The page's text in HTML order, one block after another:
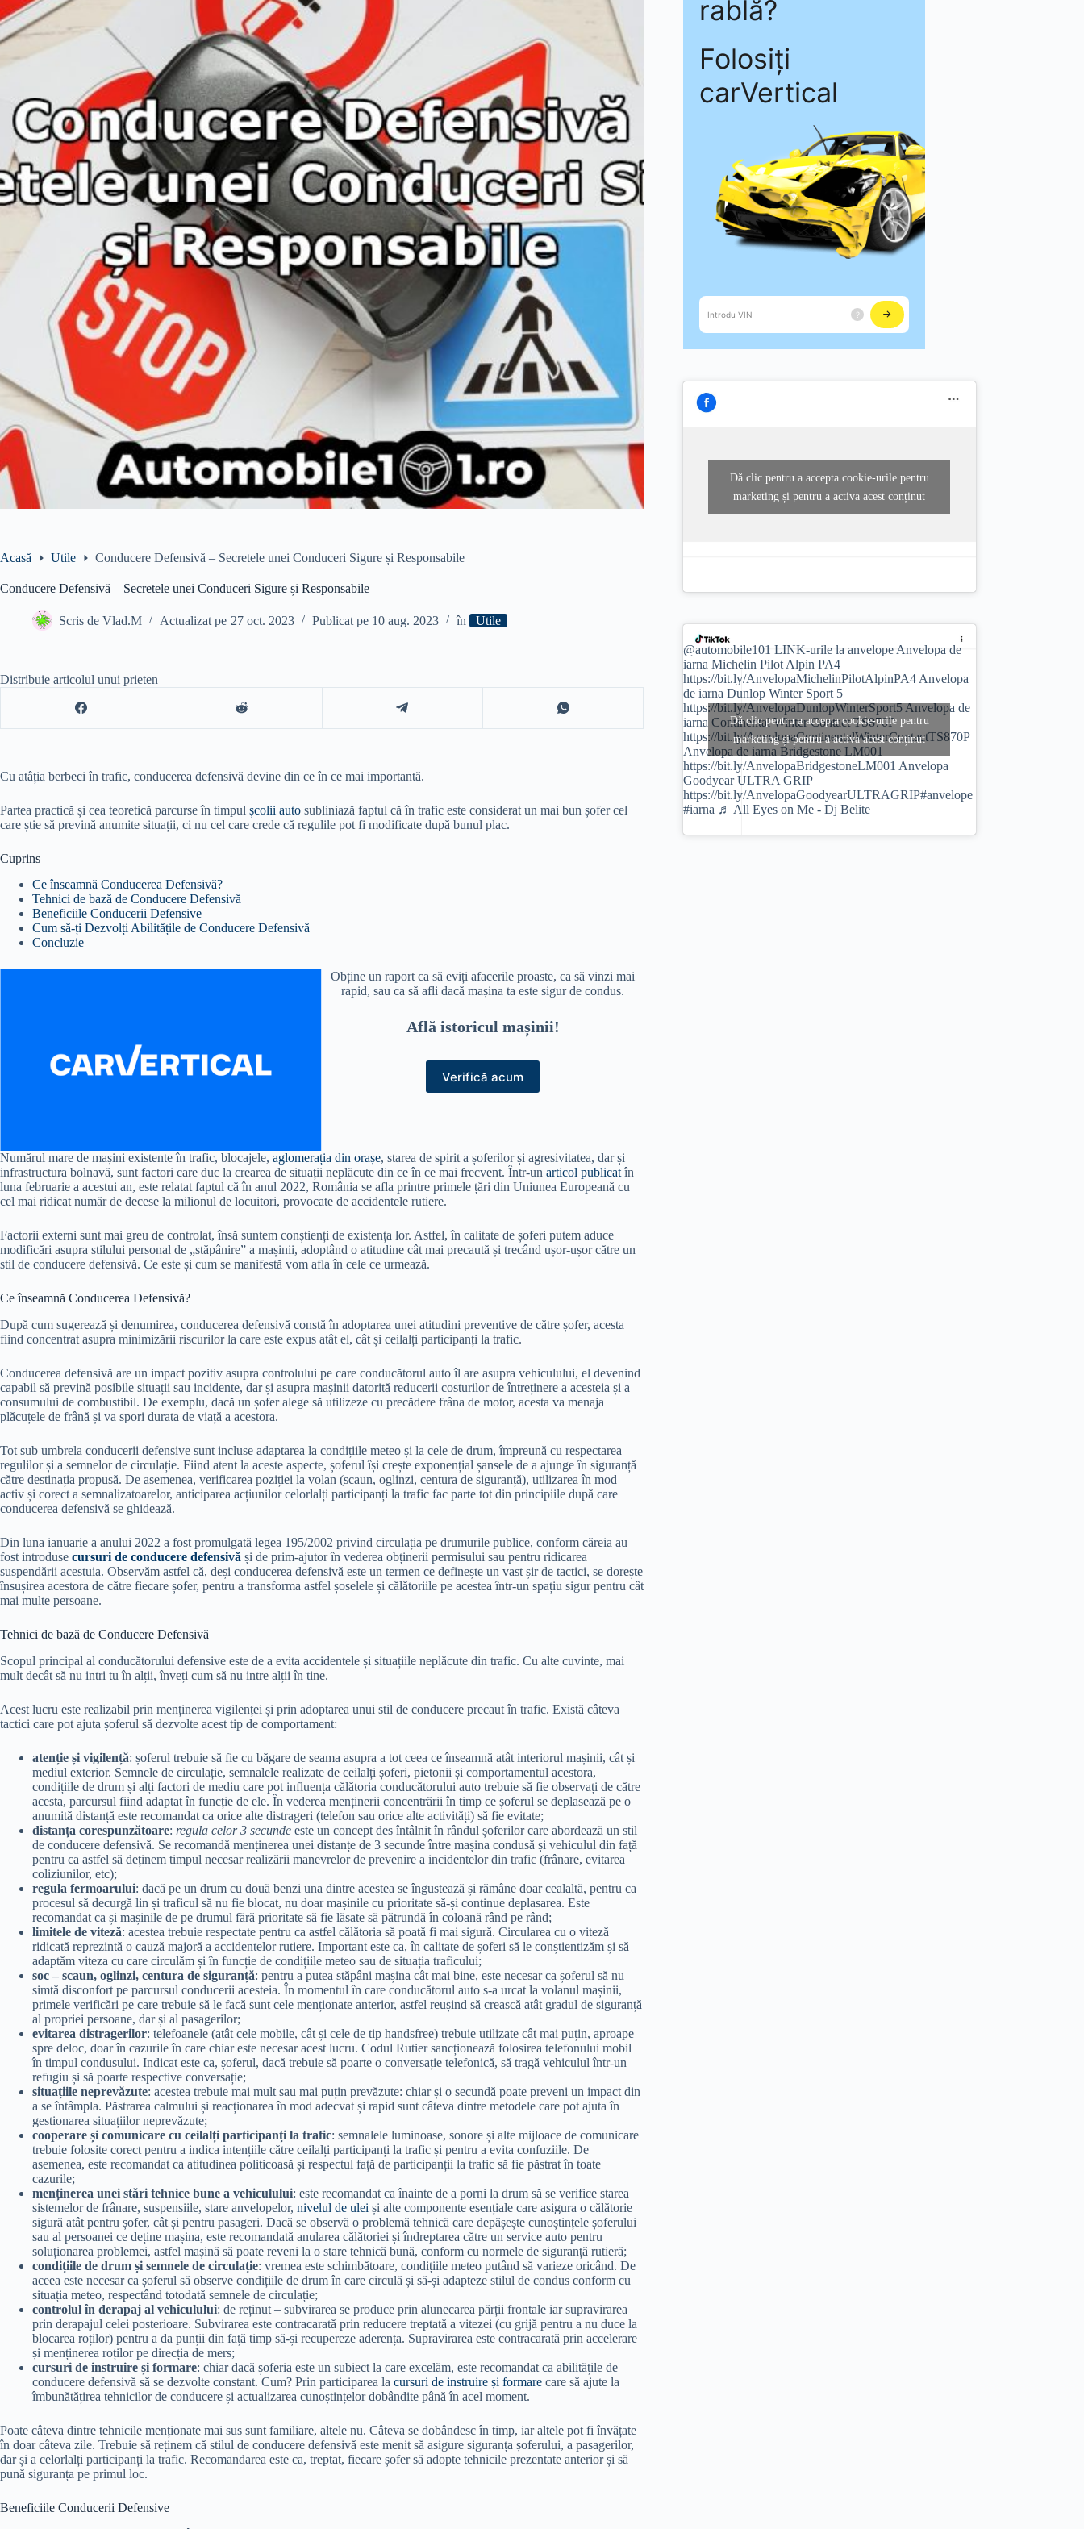
Acasă Utile Conducere Defensivă – Secretele unei Conduceri Sigure și Responsabile
Conducere Defensivă – Secretele unei Conduceri Sigure și Responsabile
Scris de Vlad.M Actualizat pe 27 oct. 2023 Publicat pe 10 aug. 2023 în Utile
Distribuie articolul unui prieten
Cu atâția berbeci în trafic, conducerea defensivă devine din ce în ce mai importantă.
Partea practică și cea teoretică parcurse în timpul școlii auto subliniază faptul că în trafic este considerat un mai bun șofer cel
care știe să prevină anumite situații, ci nu cel care crede că regulile pot fi modificate după bunul plac.
Cuprins
Ce înseamnă Conducerea Defensivă?
Tehnici de bază de Conducere Defensivă
Beneficiile Conducerii Defensive
Cum să-ți Dezvolți Abilitățile de Conducere Defensivă
Concluzie
Obține un raport ca să eviți afacerile proaste, ca să vinzi mai
rapid, sau ca să afli dacă mașina ta este sigur de condus.
Află istoricul mașinii!
Verifică acum
Numărul mare de mașini existente în trafic, blocajele, aglomerația din orașe, starea de spirit a șoferilor și agresivitatea, dar și
infrastructura bolnavă, sunt factori care duc la crearea de situații neplăcute din ce în ce mai frecvent. Într-un articol publicatîn
luna februarie a acestui an, este relatat faptul că în anul 2022, România se afla printre primele țări din Uniunea Europeană cu
cel mai ridicat număr de decese la milionul de locuitori, provocate de accidentele rutiere.
Factorii externi sunt mai greu de controlat, însă suntem conștienți de existența lor. Astfel, în calitate de șoferi putem aduce
modificări asupra stilului personal de „stăpânire” a mașinii, adoptând o atitudine cât mai precaută și trecând ușor-ușor către un
stil de conducere defensivă. Ce este și cum se manifestă vom afla în cele ce urmează.
Ce înseamnă Conducerea Defensivă?
După cum sugerează și denumirea, conducerea defensivă constă în adoptarea unei atitudini preventive de către șofer, acesta
fiind concentrat asupra minimizării riscurilor la care este expus atât el, cât și ceilalți participanți la trafic.
Conducerea defensivă are un impact pozitiv asupra controlului pe care conducătorul auto îl are asupra vehiculului, el devenind
capabil să prevină posibile situații sau incidente, dar și asupra mașinii datorită reducerii costurilor de întreținere a acesteia și a
consumului de combustibil. De exemplu, dacă un șofer alege să utilizeze cu precădere frâna de motor, acesta va menaja
plăcuțele de frână și va spori durata de viață a acestora.
Tot sub umbrela conducerii defensive sunt incluse adaptarea la condițiile meteo și la cele de drum, împreună cu respectarea
regulilor și a semnelor de circulație. Fiind atent la aceste aspecte, șoferul își crește exponențial șansele de a ajunge în siguranță
către destinația propusă. De asemenea, verificarea poziției la volan (scaun, oglinzi, centura de siguranță), utilizarea în mod
activ și corect a semnalizatoarelor, anticiparea acțiunilor celorlalți participanți la trafic fac parte tot din principiile după care
conducerea defensivă se ghidează.
Din luna ianuarie a anului 2022 a fost promulgată legea 195/2002 privind circulația pe drumurile publice, conform căreia au
fost introduse cursuri de conducere defensivă și de prim-ajutor în vederea obținerii permisului sau pentru ridicarea
suspendării acestuia. Observăm astfel că, deși conducerea defensivă este un termen ce definește un vast șir de tactici, se dorește
însușirea acestora de către fiecare șofer, pentru a transforma astfel șoselele și călătoriile pe acestea într-un spațiu sigur pentru cât
mai multe persoane.
Tehnici de bază de Conducere Defensivă
Scopul principal al conducătorului defensive este de a evita accidentele și situațiile neplăcute din trafic. Cu alte cuvinte, mai
mult decât să nu intri tu în alții, înveți cum să nu intre alții în tine.
Acest lucru este realizabil prin menținerea vigilenței și prin adoptarea unui stil de conducere precaut în trafic. Există câteva
tactici care pot ajuta șoferul să dezvolte acest tip de comportament:
atenție și vigilență: șoferul trebuie să fie cu băgare de seama asupra a tot ceea ce înseamnă atât interiorul mașinii, cât și
mediul exterior. Semnele de circulație, semnalele realizate de ceilalți șoferi, pietonii și comportamentul acestora,
condițiile de drum și alți factori de mediu care pot influența călătoria conducătorului auto trebuie să fie observați de către
acesta, parcursul fiind adaptat în funcție de ele. În vederea menținerii concentrării în timp ce șoferul se deplasează pe o
anumită distanță este recomandat ca orice alte distrageri (telefon sau orice alte activități) să fie evitate;
distanța corespunzătoare: regula celor 3 secunde este un concept des întâlnit în rândul șoferilor care abordează un stil
de conducere defensivă. Se recomandă menținerea unei distanțe de 3 secunde între mașina condusă și vehiculul din față
pentru ca astfel să deținem timpul necesar realizării manevrelor de prevenire a incidentelor din trafic (frânare, evitarea
coliziunilor, etc);
regula fermoarului: dacă pe un drum cu două benzi una dintre acestea se îngustează și rămâne doar cealaltă, pentru ca
procesul să decurgă lin și traficul să nu fie blocat, nu doar mașinile cu prioritate să-și continue deplasarea. Este
recomandat ca și mașinile de pe drumul fără prioritate să fie lăsate să pătrundă în coloană rând pe rând;
limitele de viteză: acestea trebuie respectate pentru ca astfel călătoria să poată fi mai sigură. Circularea cu o viteză
ridicată reprezintă o cauză majoră a accidentelor rutiere. Important este ca, în calitate de șoferi să le conștientizăm și să
adaptăm viteza cu care circulăm și în funcție de condițiile meteo sau de situația traficului;
soc – scaun, oglinzi, centura de siguranță: pentru a putea stăpâni mașina cât mai bine, este necesar ca șoferul să nu
simtă disconfort pe parcursul conducerii acesteia. În momentul în care conducătorul auto s-a urcat la volanul mașinii,
primele verificări pe care trebuie să le facă sunt cele menționate anterior, astfel reușind să crească atât gradul de siguranță
al propriei persoane, dar și al pasagerilor;
evitarea distragerilor: telefoanele (atât cele mobile, cât și cele de tip handsfree) trebuie utilizate cât mai puțin, aproape
spre deloc, doar în cazurile în care chiar este necesar acest lucru. Codul Rutier sancționează folosirea telefonului mobil
în timpul condusului. Indicat este ca, șoferul, dacă trebuie să poarte o conversație telefonică, să tragă vehiculul într-un
refugiu și să poarte respective conversație;
situațiile neprevăzute: acestea trebuie mai mult sau mai puțin prevăzute: chiar și o secundă poate preveni un impact din
a se întâmpla. Păstrarea calmului și reacționarea în mod adecvat și rapid sunt câteva dintre metodele care pot ajuta în
gestionarea situațiilor neprevăzute;
cooperare și comunicare cu ceilalți participanți la trafic: semnalele luminoase, sonore și alte mijloace de comunicare
trebuie folosite corect pentru a indica intențiile către ceilalți participanți la trafic și pentru a evita confuziile. De
asemenea, este recomandat ca atitudinea politicoasă și respectul față de participanții la trafic să fie păstrat în toate
cazurile;
menținerea unei stări tehnice bune a vehiculului: este recomandat ca înainte de a porni la drum să se verifice starea
sistemelor de frânare, suspensiile, stare anvelopelor, nivelul de ulei și alte componente esențiale care asigura o călătorie
sigură atât pentru șofer, cât și pentru pasageri. Dacă se observă o problemă tehnică care depășește cunoștințele șoferului
sau al persoanei ce deține mașina, este recomandată anularea călătoriei și îndreptarea către un service auto pentru
soluționarea problemei, astfel mașină să poate reveni la o stare tehnică bună, conform cu normele de siguranță rutieră;
condițiile de drum și semnele de circulație: vremea este schimbătoare, condițiile meteo putând să varieze oricând. De
aceea este necesar ca șoferul să observe condițiile de drum în care circulă și să-și adapteze stilul de condus conform cu
situația meteo, respectând totodată semnele de circulație;
controlul în derapaj al vehiculului: de reținut – subvirarea se produce prin alunecarea părții frontale iar supravirarea
prin derapajul celei posterioare. Subvirarea este contracarată prin reducere treptată a vitezei (cu grijă pentru a nu duce la
blocarea roților) pentru a da punții din față timp să-și recupereze aderența. Supravirarea este contracarată prin accelerare
și menținerea roților pe direcția de mers;
cursuri de instruire și formare: chiar dacă șoferia este un subiect la care excelăm, este recomandat ca abilitățile de
conducere defensivă să se dezvolte constant. Cum? Prin participarea la cursuri de instruire și formare care să ajute la
îmbunătățirea tehnicilor de conducere și actualizarea cunoștințelor dobândite până în acel moment.
Poate câteva dintre tehnicile menționate mai sus sunt familiare, altele nu. Câteva se dobândesc în timp, iar altele pot fi învățate
în doar câteva zile. Trebuie să reținem că stilul de conducere defensivă este menit să asigure siguranța șoferului, a pasagerilor,
dar și a celorlalți participanți la trafic. Recomandarea este ca, treptat, fiecare șofer să adopte tehnicile prezentate anterior și să
pună siguranța pe primul loc.
Beneficiile Conducerii Defensive
Dă clic pentru a accepta cookie-urile pentru
marketing și pentru a activa acest conținut
@automobile101 LINK-urile la anvelope Anvelopa de
iarna Michelin Pilot Alpin PA4
https://bit.ly/AnvelopaMichelinPilotAlpinPA4 Anvelopa
de iarna Dunlop Winter Sport 5
https://bit.ly/AnvelopaDunlopWinterSport5 Anvelopa de
iarna Continental Winter Contact TS870P
https://bit.ly/AnvelopaContinentalWinterContactTS870P
Anvelopa de iarna Bridgestone LM001
https://bit.ly/AnvelopaBridgestoneLM001 Anvelopa
Goodyear ULTRA GRIP
https://bit.ly/AnvelopaGoodyearULTRAGRIP#anvelope
#iarna ♬ All Eyes on Me - Dj Belite
Dă clic pentru a accepta cookie-urile pentru
marketing și pentru a activa acest conținut